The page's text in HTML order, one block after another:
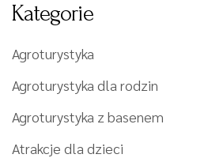
Kategorie
Agroturystyka
Agroturystyka dla rodzin
Agroturystyka z basenem
Atrakcje dla dzieci